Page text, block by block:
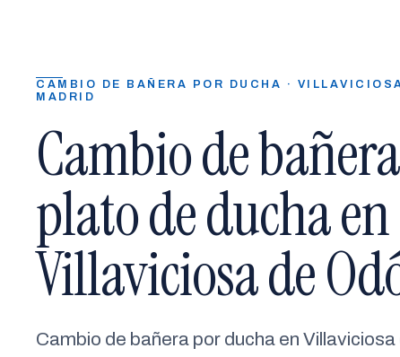
CAMBIO DE BAÑERA POR DUCHA ·
MADRID
Cambio de
plato de ducha en
Villaviciosa de
Cambio de bañera por ducha en Villaviciosa